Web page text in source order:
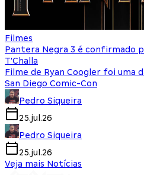
Filmes
Pantera Negra 3 é confirmado
T'Challa
Filme de Ryan Coogler foi uma
San Diego Comic-Con
Pedro Siqueira
25.jul.26
Pedro Siqueira
25.jul.26
Veja mais Notícias